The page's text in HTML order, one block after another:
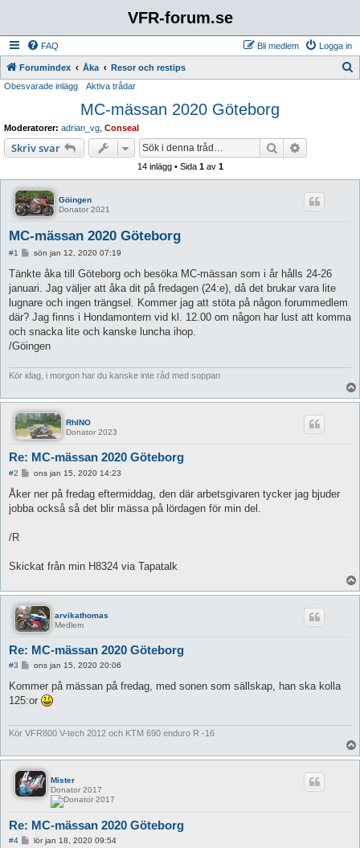
VFR-forum.se
FAQ Logga in
Bli medlem
Forumindex Åka Resor och restips
Obesvarade inlägg Aktiva trådar
MC-mässan 2020 Göteborg
Moderatorer: adrian_vg Conseal
Skriv svar Sök
14 inlägg • Sida 1av 1
Göingen
Donator 2021
MC-mässan 2020 Göteborg
#1
l
g
g
sön jan 12, 2020 07:19
Tänkte åka till Göteborg och besöka MC-mässan som i år hålls 24-26
januari. Jag väljer att åka dit på fredagen (24:e), då det brukar vara lite
lugnare och ingen trängsel. Kommer jag att stöta på någon forummedlem
där? Jag finns i Hondamontern vid kl. 12.00 om någon har lust att komma
och snacka lite och kanske luncha ihop.
/Göingen
Kör idag, i morgon har du kanske inte råd med soppan
RhINO
Donator 2023
Re: MC-mässan 2020 Göteborg
#2
l
g
ons jan 15, 2020 14:23
Åker ner på fredag eftermiddag, den där arbetsgivaren tycker jag bjuder
jobba också så det blir mässa på lördagen för min del.
/R
Skickat från min H8324 via Tapatalk
arvikathomas
Medlem
Re: MC-mässan 2020 Göteborg
#3
l
g
ons jan 15, 2020 20:06
Kommer på mässan på fredag, med sonen som sällskap, han ska kolla
125:or
Kör VFR800 V-tech 2012 och KTM 690 enduro R -16
Mister
Donator 2017
Re: MC-mässan 2020 Göteborg
#4 lör jan 18, 2020 09:54